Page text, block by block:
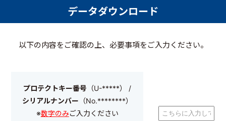
データダウンロード
以下の内容をご確認の上、必要事項をご入力ください。
プロテクトキー番号 （U-*****） /
シリアルナンバー （No.********）
※数字のみご入力ください